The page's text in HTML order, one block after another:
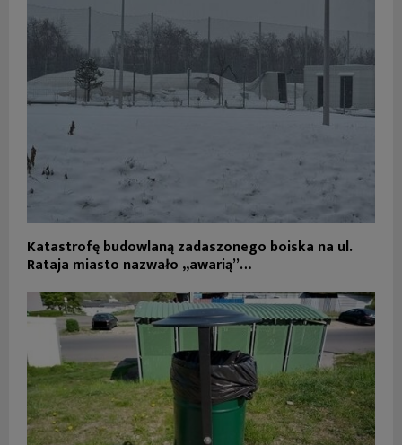
Katastrofę budowlaną zadaszonego boiska na ul.
Rataja miasto nazwało „awarią”…